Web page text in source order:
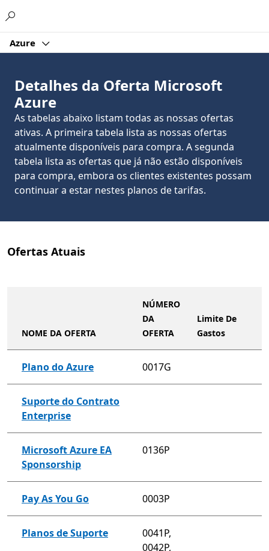
Azure
Detalhes da Oferta Microsoft
Azure
As tabelas abaixo listam todas as nossas ofertas
ativas. A primeira tabela lista as nossas ofertas
atualmente disponíveis para compra. A segunda
tabela lista as ofertas que já não estão disponíveis
para compra, embora os clientes existentes possam
continuar a estar nestes planos de tarifas.
Ofertas Atuais
NOME DA OFERTA
NÚMERO
DA
OFERTA
Limite De
Gastos
Plano do Azure 0017G
Suporte do Contrato
Enterprise
Microsoft Azure EA
Sponsorship
0136P
Pay As You Go 0003P
Planos de Suporte
0041P,
0042P,